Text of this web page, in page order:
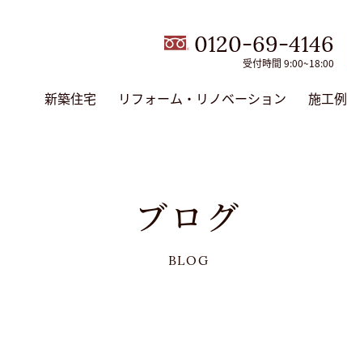
0120-69-4146
受付時間 9:00~18:00
新築住宅 リフォーム・リノベーション 施工例
ブログ
BLOG